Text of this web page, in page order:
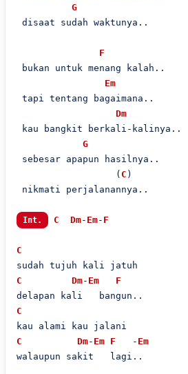
G
disaat sudah waktunya..
F
bukan untuk menang kalah..
Em
tapi tentang bagaimana..
Dm
kau bangkit berkali-kalinya..
G
sebesar apapun hasilnya..
                  (
C )
nikmati perjalanannya..
Int. C Dm- Em- F
C
C
Dm- Em
F
C
C
Dm- Em F
   -
Em
walaupun sakit   lagi..